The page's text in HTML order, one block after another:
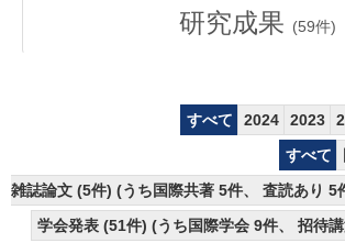
研究成果 (59件)
すべて 2024 2023
すべて
雑誌論文 (5件) (うち国際共著 5件、 査読あり 5
学会発表 (51件) (うち国際学会 9件、 招待